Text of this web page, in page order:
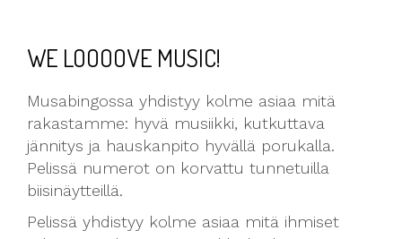
WE LOOOOVE MUSIC!
Musabingossa yhdistyy kolme asiaa mitä
rakastamme: hyvä musiikki, kutkuttava
jännitys ja hauskanpito hyvällä porukalla.
Pelissä numerot on korvattu tunnetuilla
biisinäytteillä.
Pelissä yhdistyy kolme asiaa mitä ihmiset